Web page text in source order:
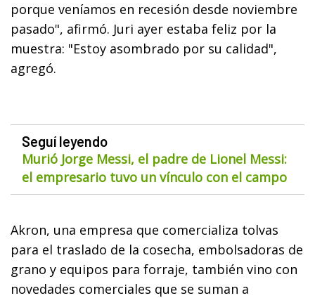
porque veníamos en recesión desde noviembre
pasado", afirmó. Juri ayer estaba feliz por la
muestra: "Estoy asombrado por su calidad",
agregó.
Seguí leyendo
Murió Jorge Messi, el padre de Lionel Messi:
el empresario tuvo un vínculo con el campo
Akron, una empresa que comercializa tolvas
para el traslado de la cosecha, embolsadoras de
grano y equipos para forraje, también vino con
novedades comerciales que se suman a